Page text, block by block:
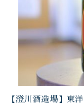
【澄川酒造場】